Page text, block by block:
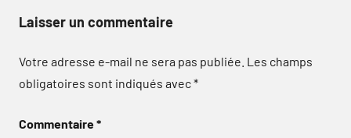
Laisser un commentaire
Votre adresse e-mail ne sera pas publiée. Les champs
obligatoires sont indiqués avec*
Commentaire*